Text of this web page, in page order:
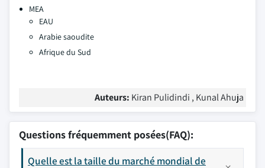
MEA
EAU
Arabie saoudite
Afrique du Sud
Auteurs: Kiran Pulidindi , Kunal Ahuja
Questions fréquemment posées(FAQ):
Quelle est la taille du marché mondial de